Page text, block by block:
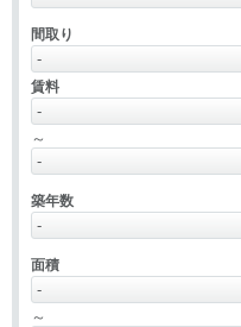
間取り
賃料
～
築年数
面積
～